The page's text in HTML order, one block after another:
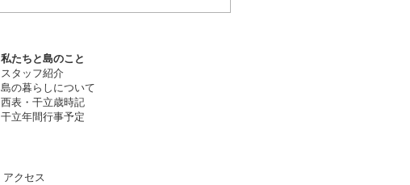
私たちと島のこと​
スタッフ紹介
​島の暮らしについて
​西表・干立歳時記
干立年間行事予定​
アクセス